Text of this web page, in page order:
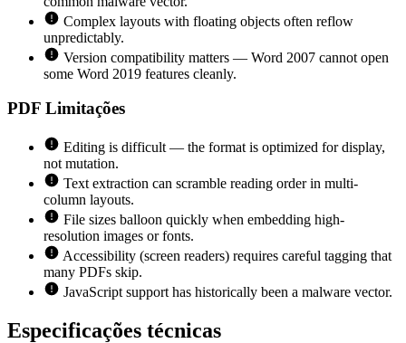
Complex layouts with floating objects often reflow
unpredictably.
Version compatibility matters — Word 2007 cannot open
some Word 2019 features cleanly.
PDF Limitações
Editing is difficult — the format is optimized for display,
not mutation.
Text extraction can scramble reading order in multi-
column layouts.
File sizes balloon quickly when embedding high-
resolution images or fonts.
Accessibility (screen readers) requires careful tagging that
many PDFs skip.
JavaScript support has historically been a malware vector.
Especificações técnicas